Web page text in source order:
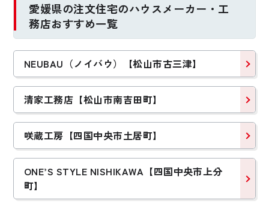
愛媛県の注文住宅のハウスメーカー・工
務店おすすめ一覧
NEUBAU（ノイバウ）【松山市古三津】
清家工務店【松山市南吉田町】
咲蔵工房【四国中央市土居町】
ONE’S STYLE NISHIKAWA【四国中央市上分
町】